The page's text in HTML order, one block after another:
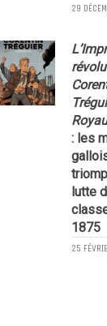
29
: les
lutte
1875
25